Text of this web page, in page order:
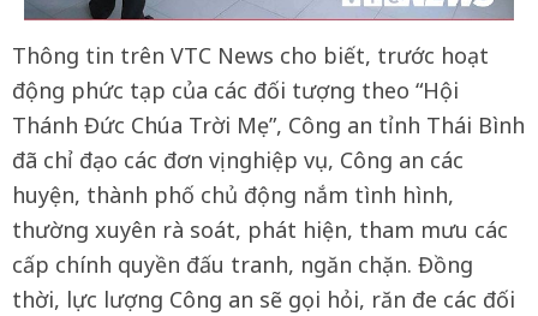
Thông tin trên VTC News cho biết, trước hoạt
động phức tạp của các đối tượng theo “Hội
Thánh Đức Chúa Trời Mẹ”, Công an tỉnh Thái Bình
đã chỉ đạo các đơn vị nghiệp vụ, Công an các
huyện, thành phố chủ động nắm tình hình,
thường xuyên rà soát, phát hiện, tham mưu các
cấp chính quyền đấu tranh, ngăn chặn. Đồng
thời, lực lượng Công an sẽ gọi hỏi, răn đe các đối